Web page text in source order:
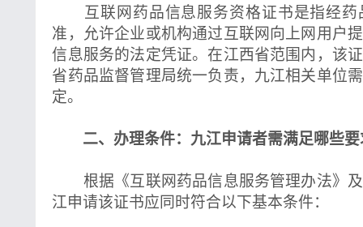
互联网药品信息服务资格证书是指经药
准，允许企业或机构通过互联网向上网用户
信息服务的法定凭证。在江西省范围内，该
省药品监督管理局统一负责，九江相关单位
定。
二、办理条件：九江申请者需满足哪些要
根据《互联网药品信息服务管理办法》及
江申请该证书应同时符合以下基本条件：